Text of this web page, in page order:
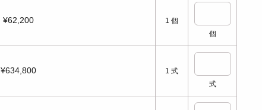
¥62,200 1 個
個
¥634,800 1 式
式